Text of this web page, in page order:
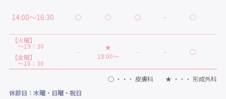
14:00～16:30 ○ ○ ○ - ○
【火曜】
～19：30
【金曜】
～18：30
-
★
18:00～
- - ○
○ ・・・ 皮膚科 ★ ・・・ 形成外科
休診日：木曜・日曜・祝日